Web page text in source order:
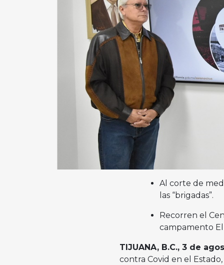
Al corte de
las “brigadas”.
Recorren el
campamento
TIJUANA, B.C., 3 de
contra Covid en el